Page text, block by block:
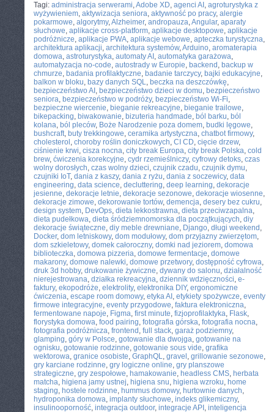
Tagi: administracja serwerami,Adobe XD, agenci AI , agroturystyka z
wyżywieniem, aktywizacja seniora, aktywność po pracy, alergie
pokarmowe, algorytmy,Alzheimer, andropauza,Angular, aparaty
słuchowe, aplikacje cross-platform, aplikacje desktopowe, aplikacje
podróżnicze, aplikacje PWA, aplikacje webowe, apteczka turystyczna,
architektura aplikacji, architektura systemów,Arduino, aromaterapia
domowa, astroturystyka, automaty AI , automatyka garażowa,
automatyzacja no-code, autostrady w Europie, backend , backup w
chmurze, badania profilaktyczne, badanie tarczycy, bajki edukacyjne,
balkon w bloku, bazy danych SQL, beczka na deszczówkę,
bezpieczeństwo AI , bezpieczeństwo dzieci w domu, bezpieczeństwo
seniora, bezpieczeństwo w podróży, bezpieczeństwo Wi-Fi,
bezpieczne wiercenie, bieganie rekreacyjne, bieganie trailowe,
bikepacking, biwakowanie, bizuteria handmade, ból barku, ból
kolana, ból pleców, Boże Narodzenie poza domem, budki lęgowe,
bushcraft, buty trekkingowe, ceramika artystyczna, chatbot firmowy,
cholesterol , choroby roślin doniczkowych, CI CD, cięcie drzew,
ciśnienie krwi, cisza nocna, city break Europa, city break Polska, cold
brew, ćwiczenia korekcyjne, cydr rzemieślniczy, cyfrowy detoks, czas
wolny dorosłych, czas wolny dzieci, czujnik czadu, czujnik dymu,
czujniki IoT, dania z kaszy, dania z ryżu, dania z soczewicy, data
engineering, data science, decluttering, deep learning, dekoracje
jesienne, dekoracje letnie, dekoracje sezonowe, dekoracje wiosenne,
dekoracje zimowe, dekorowanie tortów, demencja, desery bez cukru,
design system, DevOps, dieta lekkostrawna, dieta przeciwzapalna,
dieta pudełkowa, dieta śródziemnomorska dla początkujących, diy
dekoracje świąteczne, diy meble drewniane, Django, długi weekend ,
Docker, dom letniskowy, dom modułowy, dom przyjazny zwierzętom,
dom szkieletowy, domek całoroczny, domki nad jeziorem, domowa
biblioteczka, domowa pizzeria, domowe fermentacje, domowe
makarony, domowe nalewki, domowe przetwory, dostępność cyfrowa,
druk 3d hobby, drukowanie żywiczne, dywany do salonu, działalność
nierejestrowana, działka rekreacyjna, dziennik wdzięczności, e-
faktury, ekopodróże, elektrolity, elektronika DIY, ergonomiczne
ćwiczenia, escape room domowy, etyka AI , etykiety spożywcze, eventy
firmowe integracyjne, eventy przygodowe, faktura elektroniczna,
fermentowane napoje, Figma, first minute, fizjoprofilaktyka, Flask,
florystyka domowa, food pairing, fotografia górska, fotografia nocna,
fotografia podróżnicza, frontend , full stack, garaż podziemny,
glamping, góry w Polsce, gotowanie dla dwojga, gotowanie na
ognisku, gotowanie rodzinne, gotowanie sous vide, grafika
wektorowa, granice osobiste, GraphQL, gravel , grillowanie sezonowe,
gry karciane rodzinne, gry logiczne online, gry planszowe
strategiczne, gry zespołowe, hamakowanie, headless CMS, herbata
matcha, higiena jamy ustnej, higiena snu, higiena wzroku, home
staging, hostele rodzinne, hummus domowy, hurtownie danych,
hydroponika domowa, implanty słuchowe, indeks glikemiczny,
insulinooporność, integracja outdoor, integracje API , inteligencja